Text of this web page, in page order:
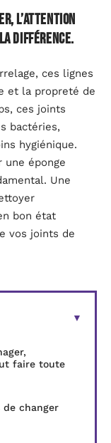
l’attention
différence.
ces lignes
et la propreté de
ces joints
bactéries,
hygiénique.
une éponge
Une
bon état
vos joints de
faire toute
de changer